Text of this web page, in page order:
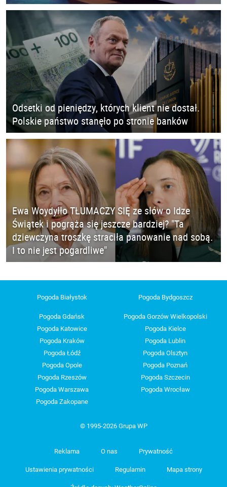
Odsetki od pieniędzy, których klient nie dostał.
Polskie państwo stanęło po stronie banków
Ewa Woydyłło TŁUMACZY SIĘ ze słów o Idze
Świątek i pogrąża się jeszcze bardziej? "Ta
dziewczyna troszkę straciła panowanie nad sobą.
I to nie jest pogardliwe"
Pogoda Białystok Pogoda Bydgoszcz
Pogoda Gdańsk
Pogoda Gorzów Wielkopolski
Pogoda Katowice
Pogoda Kielce
Pogoda Kraków
Pogoda Lublin
Pogoda Łódź
Pogoda Olsztyn
Pogoda Opole
Pogoda Poznań
Pogoda Rzeszów
Pogoda Szczecin
Pogoda Warszawa
Pogoda Wrocław
Pogoda Zakopane
© 1995-2026 Grupa WP
Reklama O nas Prywatność
Ustawienia prywatności Regulamin Mapa strony